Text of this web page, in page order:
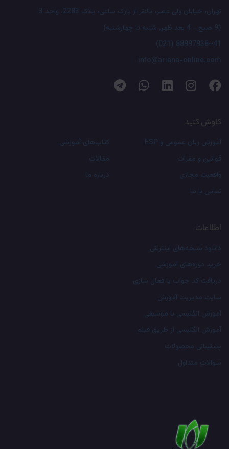
تهران، خیابان ولی عصر، بالاتر از پارک ساعی، پلاک 2283، واحد 3
(9 صبح - 4 بعد ظهر, شنبه تا چهارشنبه)
(021) 88997938~41
info@ariana-online.com
کاوش کنید
آموزش زبان عمومی و ESP
کتاب‌های آموزشی
قوانین و مقرات
مقالات
واقعیت مجازی
درباره ما
تماس با ما
اطلاعات
دانلود نسخه‌های اینترنتی
خرید دوره‌های آموزشی
دریافت کد جواب یا فعال سازی
سایت مدیریت آموزش
آموزش انگلیسی با موسیقی‌
آموزش انگلیسی از طریق فیلم
پشتیبانی محصولات
سوالات متداول